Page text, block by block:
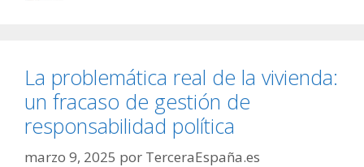
La problemática real de la vivienda:
un fracaso de gestión de
responsabilidad política
marzo 9, 2025 por TerceraEspaña.es